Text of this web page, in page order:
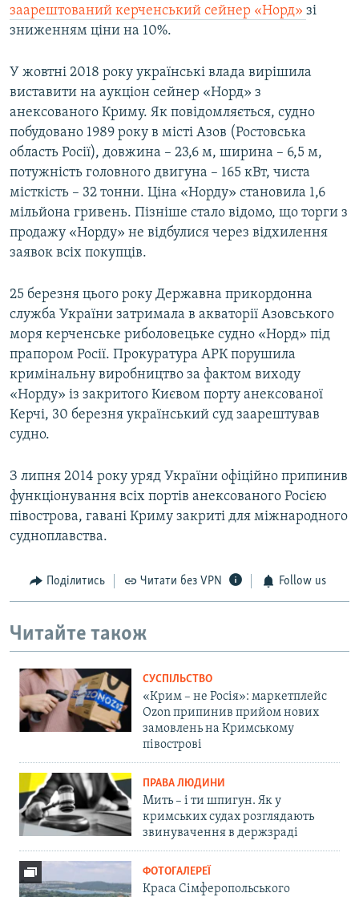
заарештований керченський сейнер «Норд» зі
зниженням ціни на 10%.
У жовтні 2018 року українські влада вирішила
виставити на аукціон сейнер «Норд» з
анексованого Криму. Як повідомляється, судно
побудовано 1989 року в місті Азов (Ростовська
область Росії), довжина – 23,6 м, ширина – 6,5 м,
потужність головного двигуна – 165 кВт, чиста
місткість – 32 тонни. Ціна «Норду» становила 1,6
мільйона гривень. Пізніше стало відомо, що торги з
продажу «Норду» не відбулися через відхилення
заявок всіх покупців.
25 березня цього року Державна прикордонна
служба України затримала в акваторії Азовського
моря керченське риболовецьке судно «Норд» під
прапором Росії. Прокуратура АРК порушила
кримінальну виробництво за фактом виходу
«Норду» із закритого Києвом порту анексованої
Керчі, 30 березня український суд заарештував
судно.
З липня 2014 року уряд України офіційно припинив
функціонування всіх портів анексованого Росією
півострова, гавані Криму закриті для міжнародного
судноплавства.
Поділитись Читати без VPN Follow us
Читайте також
СУСПІЛЬСТВО
«Крим – не Росія»: маркетплейс
Ozon припинив прийом нових
замовлень на Кримському
півострові
ПРАВА ЛЮДИНИ
Мить – і ти шпигун. Як у
кримських судах розглядають
звинувачення в держзраді
ФОТОГАЛЕРЕЇ
Краса Сімферопольського